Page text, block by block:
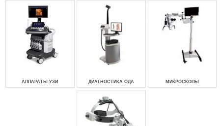
АППАРАТЫ УЗИ ДИАГНОСТИКА ОДА МИКРОСКОПЫ